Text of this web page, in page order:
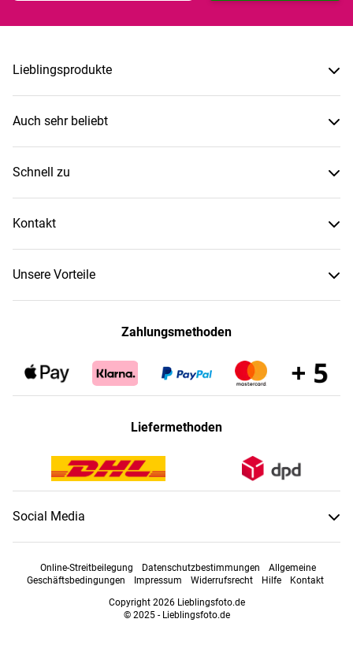
Lieblingsprodukte
Auch sehr beliebt
Schnell zu
Kontakt
Unsere Vorteile
Zahlungsmethoden
Liefermethoden
Social Media
Online-Streitbeilegung Datenschutzbestimmungen
Allgemeine
Geschäftsbedingungen
Impressum Widerrufsrecht Hilfe
Kontakt
Copyright 2026 Lieblingsfoto.de
© 2025 - Lieblingsfoto.de